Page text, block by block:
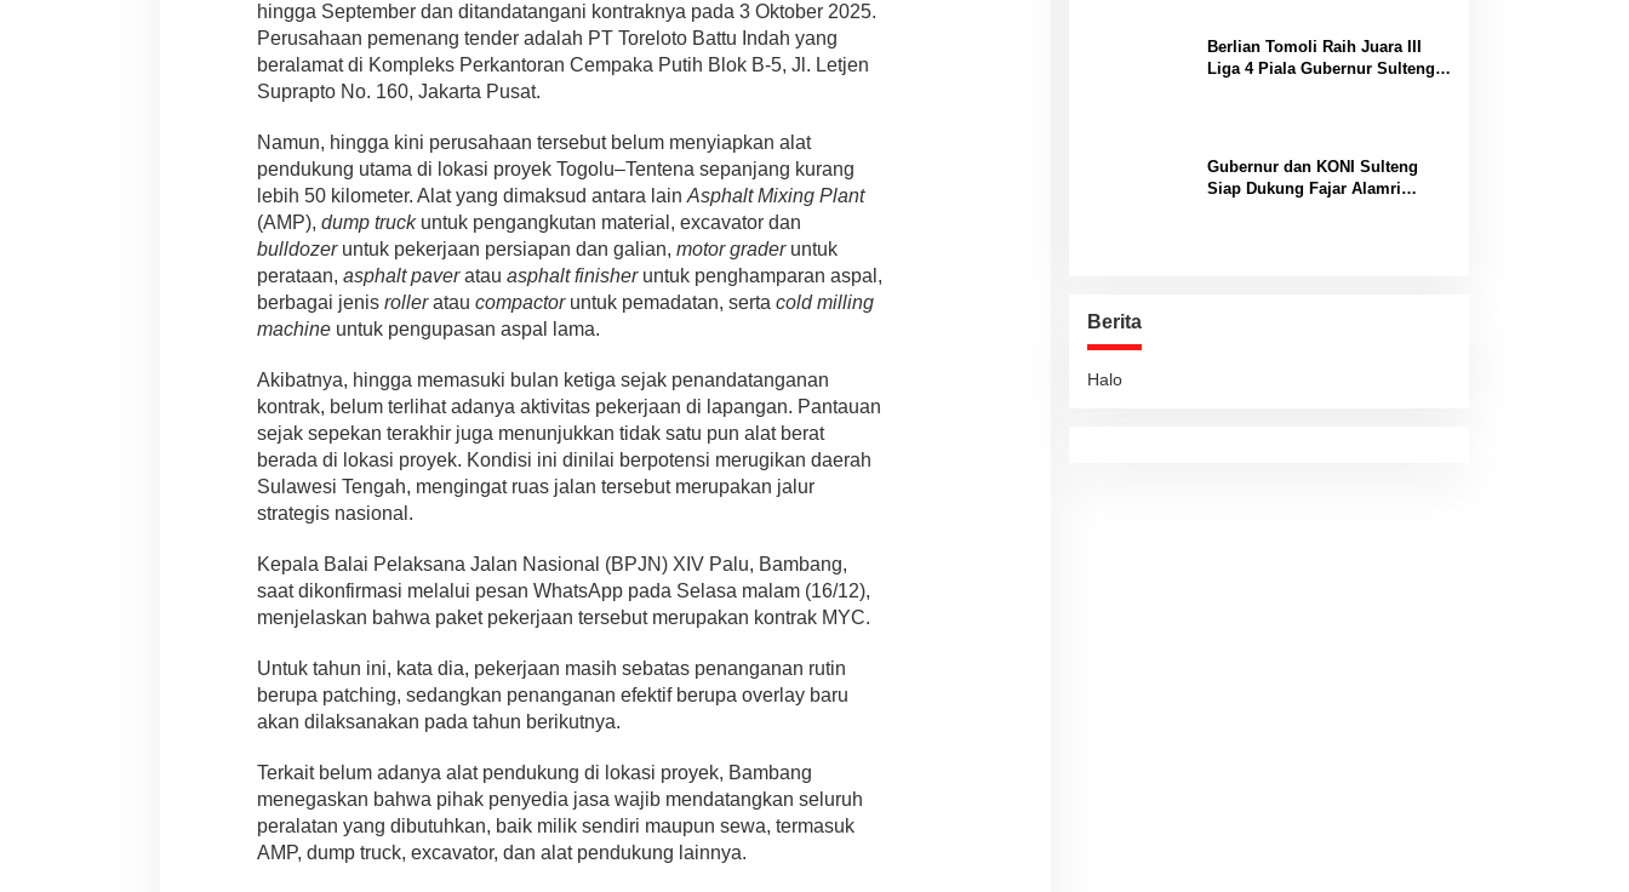
hingga September dan ditandatangani kontraknya pada 3 Oktober 2025.
Perusahaan pemenang tender adalah PT Toreloto Battu Indah yang
beralamat di Kompleks Perkantoran Cempaka Putih Blok B-5, Jl. Letjen
Suprapto No. 160, Jakarta Pusat.
Namun, hingga kini perusahaan tersebut belum menyiapkan alat
pendukung utama di lokasi proyek Togolu–Tentena sepanjang kurang
lebih 50 kilometer. Alat yang dimaksud antara lain Asphalt Mixing Plant
(AMP), dump truckuntuk pengangkutan material, excavator dan
bulldozeruntuk pekerjaan persiapan dan galian, motor graderuntuk
perataan, asphalt paveratau asphalt finisheruntuk penghamparan aspal,
berbagai jenis rolleratau compactoruntuk pemadatan, serta cold milling
machineuntuk pengupasan aspal lama.
Akibatnya, hingga memasuki bulan ketiga sejak penandatanganan
kontrak, belum terlihat adanya aktivitas pekerjaan di lapangan. Pantauan
sejak sepekan terakhir juga menunjukkan tidak satu pun alat berat
berada di lokasi proyek. Kondisi ini dinilai berpotensi merugikan daerah
Sulawesi Tengah, mengingat ruas jalan tersebut merupakan jalur
strategis nasional.
Kepala Balai Pelaksana Jalan Nasional (BPJN) XIV Palu, Bambang,
saat dikonfirmasi melalui pesan WhatsApp pada Selasa malam (16/12),
menjelaskan bahwa paket pekerjaan tersebut merupakan kontrak MYC.
Untuk tahun ini, kata dia, pekerjaan masih sebatas penanganan rutin
berupa patching, sedangkan penanganan efektif berupa overlay baru
akan dilaksanakan pada tahun berikutnya.
Terkait belum adanya alat pendukung di lokasi proyek, Bambang
menegaskan bahwa pihak penyedia jasa wajib mendatangkan seluruh
peralatan yang dibutuhkan, baik milik sendiri maupun sewa, termasuk
AMP, dump truck, excavator, dan alat pendukung lainnya.
Berlian Tomoli Raih Juara III
Liga 4 Piala Gubernur Sulteng
Gubernur dan KONI Sulteng
Siap Dukung Fajar Alamri
Berita
Halo